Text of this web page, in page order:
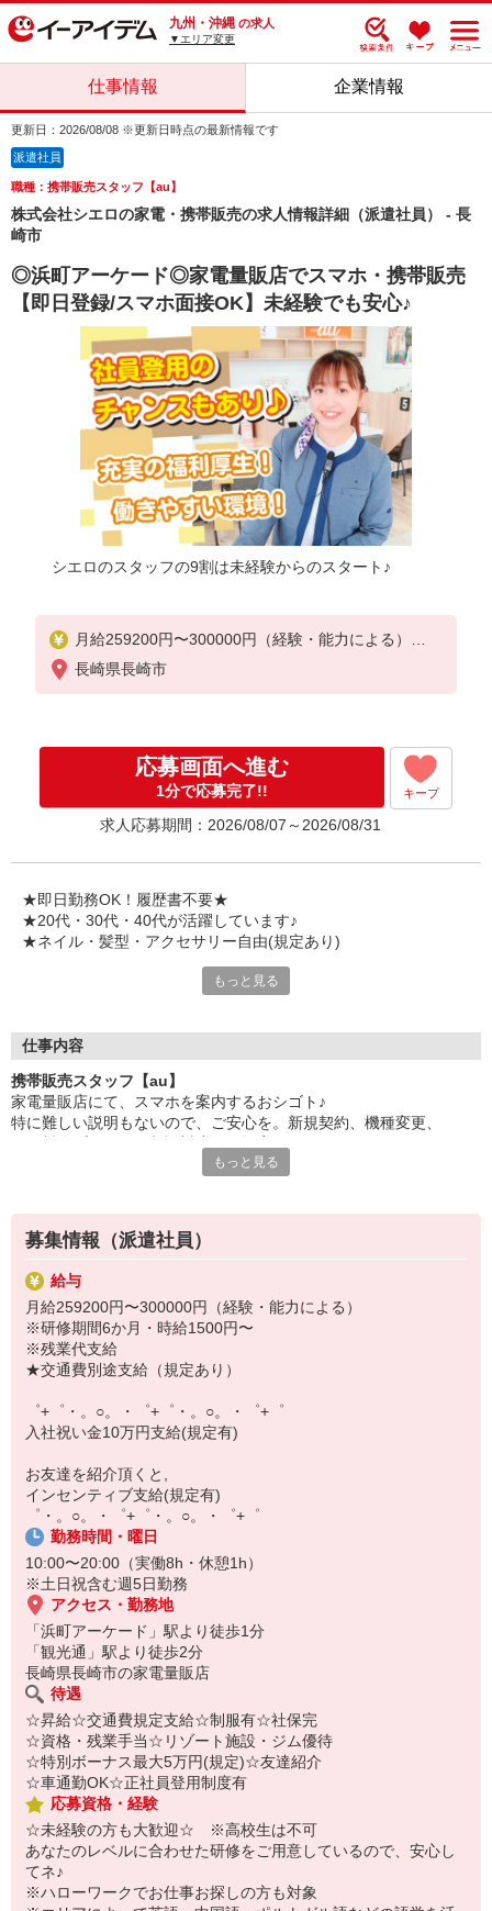
九州・沖縄 の求人
▼エリア変更
仕事情報 企業情報
更新日：2026/08/08 ※更新日時点の最新情報です
派遣社員
職種：携帯販売スタッフ【au】
株式会社シエロの家電・携帯販売の求人情報詳細（派遣社員） - 長
崎市
◎浜町アーケード◎家電量販店でスマホ・携帯販売
【即日登録/スマホ面接OK】未経験でも安心♪
シエロのスタッフの9割は未経験からのスタート♪
月給259200円〜300000円（経験・能力による）
※研修期間6か月・時給1500円〜
※残業代支給
゜+゜・。○。・゜+゜・。○。・゜+゜
入社祝い金10万円支給(規定有)
お友達を紹介頂くと,
インセンティブ支給(規定有)
長崎県長崎市
応募画面へ進む
1分で応募完了!! キープ
求人応募期間：2026/08/07～2026/08/31
★即日勤務OK！履歴書不要★
★20代・30代・40代が活躍しています♪
★ネイル・髪型・アクセサリー自由(規定あり)
でも心配ご無用！
お互いに教え合ったり、フォローしあったりする
和気あいあいとした人間関係がある店舗ばかり！
皆で一緒にステップアップしましょう♪
【選べるお仕事いろいろ】
▼オフィスワーク
事務、経理、データ入力、コールセンター、受付
▼工場・製造・軽作業系
機械/食品製造・梱包・仕分け・加工・組立・検査
▼美容系
眉毛サロンのアイブロウ・ネイリスト・エステ
▼営業・販売
法人営業・アパレル販売・個別指導塾・人材紹介
▼人気案件も多数♪
短期・期間限定・オープニング・官公庁案件
上場/優良/大手企業など
【スマホ面接実施中】
￣￣￣￣￣￣￣￣￣
自宅に居ながらスマホでカンタン面接OK！
オンライン面談なのでスピード対応。
もっと見る
仕事内容
携帯販売スタッフ【au】
家電量販店にて、スマホを案内するおシゴト♪
特に難しい説明もないので、ご安心を。新規契約、機種変更、
満足度◎
■携帯やインターネット販売業務
docomo(ドコモ)/au(エーユー)・KDDI/softbank(ソフトバンク)など
の大手キャリアから
ワイモバイル(Y!mobille)、楽天モバイル、UQなど格安スマホまで幅
広く紹介可能♪
人気のApple（アップル）店舗もございます！
もっと見る
募集情報（派遣社員）
給与
月給259200円〜300000円（経験・能力による）
※研修期間6か月・時給1500円〜
※残業代支給
★交通費別途支給（規定あり）
゜+゜・。○。・゜+゜・。○。・゜+゜
入社祝い金10万円支給(規定有)
お友達を紹介頂くと,
インセンティブ支給(規定有)
゜・。○。・゜+゜・。○。・゜+゜
勤務時間・曜日
10:00〜20:00（実働8h・休憩1h）
※土日祝含む週5日勤務
アクセス・勤務地
「浜町アーケード」駅より徒歩1分
「観光通」駅より徒歩2分
長崎県長崎市の家電量販店
待遇
☆昇給☆交通費規定支給☆制服有☆社保完
☆資格・残業手当☆リゾート施設・ジム優待
☆特別ボーナス最大5万円(規定)☆友達紹介
☆車通勤OK☆正社員登用制度有
応募資格・経験
☆未経験の方も大歓迎☆ ※高校生は不可
あなたのレベルに合わせた研修をご用意しているので、安心し
てネ♪
※ハローワークでお仕事お探しの方も対象